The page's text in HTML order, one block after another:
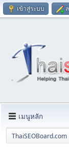
เข้าสู่ระบบ
เมนูหลัก
ThaiSEOBoard.com